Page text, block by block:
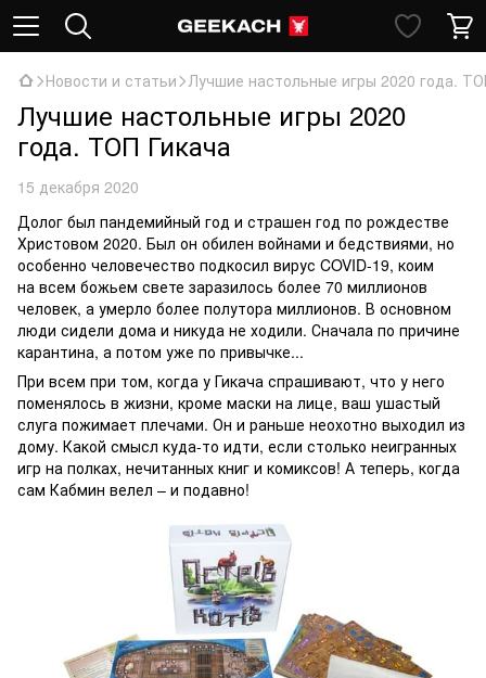
Новости и статьи Лучшие настольные игры 2020 года.
Лучшие настольные игры 2020
года. ТОП Гикача
15 декабря 2020
Долог был пандемийный год и страшен год по рождестве
Христовом 2020. Был он обилен войнами и бедствиями, но
особенно человечество подкосил вирус COVID-19, коим
на всем божьем свете заразилось более 70 миллионов
человек, а умерло более полутора миллионов. В основном
люди сидели дома и никуда не ходили. Сначала по причине
карантина, а потом уже по привычке...
При всем при том, когда у Гикача спрашивают, что у него
поменялось в жизни, кроме маски на лице, ваш ушастый
слуга пожимает плечами. Он и раньше неохотно выходил из
дому. Какой смысл куда-то идти, если столько неигранных
игр на полках, нечитанных книг и комиксов! А теперь, когда
сам Кабмин велел – и подавно!